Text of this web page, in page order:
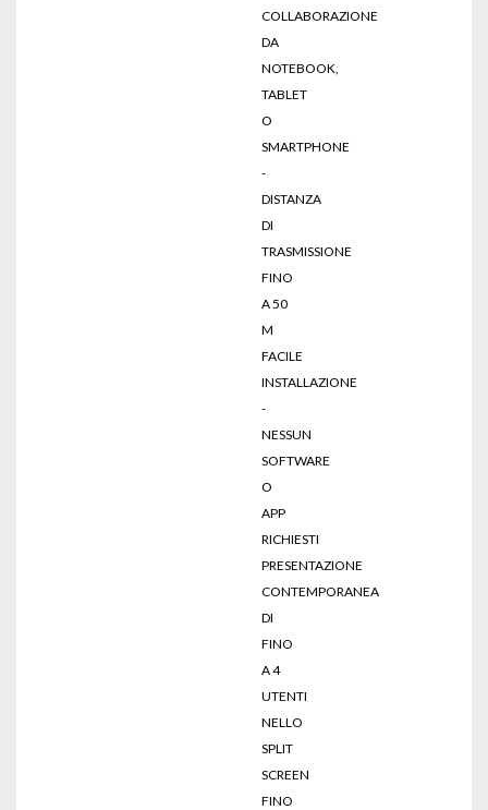
COLLABORAZIONE
DA
NOTEBOOK,
TABLET
O
SMARTPHONE
-
DISTANZA
DI
TRASMISSIONE
FINO
A 50
M
FACILE
INSTALLAZIONE
-
NESSUN
SOFTWARE
O
APP
RICHIESTI
PRESENTAZIONE
CONTEMPORANEA
DI
FINO
A 4
UTENTI
NELLO
SPLIT
SCREEN
FINO